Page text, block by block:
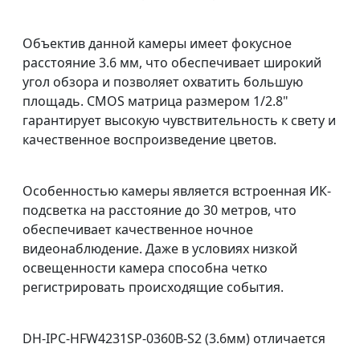
Объектив данной камеры имеет фокусное
расстояние 3.6 мм, что обеспечивает широкий
угол обзора и позволяет охватить большую
площадь. CMOS матрица размером 1/2.8"
гарантирует высокую чувствительность к свету и
качественное воспроизведение цветов.
Особенностью камеры является встроенная ИК-
подсветка на расстояние до 30 метров, что
обеспечивает качественное ночное
видеонаблюдение. Даже в условиях низкой
освещенности камера способна четко
регистрировать происходящие события.
DH-IPC-HFW4231SP-0360B-S2 (3.6мм) отличается